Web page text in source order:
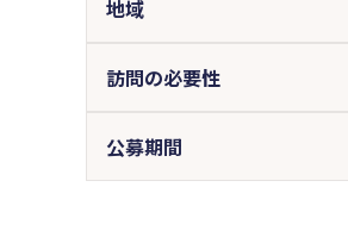
地域
訪問の必要性
公募期間